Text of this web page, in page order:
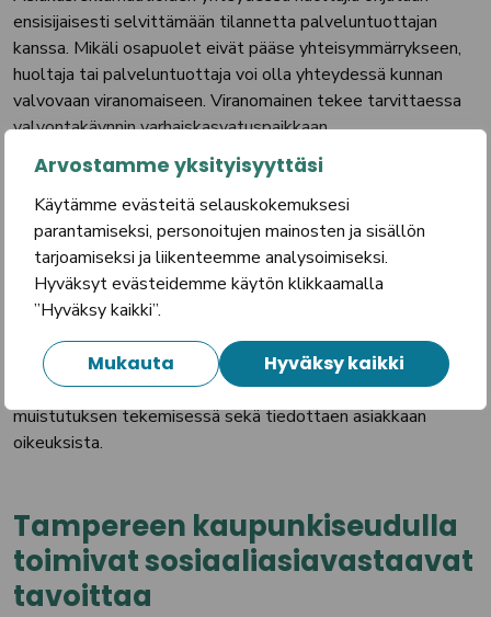
Arvostamme yksityisyyttäsi
Käytämme evästeitä selauskokemuksesi
parantamiseksi, personoitujen mainosten ja sisällön
tarjoamiseksi ja liikenteemme analysoimiseksi.
Hyväksyt evästeidemme käytön klikkaamalla
”Hyväksy kaikki”.
Mukauta Hyväksy kaikki
ensisijaisesti selvittämään tilannetta palveluntuottajan
kanssa. Mikäli osapuolet eivät pääse yhteisymmärrykseen,
huoltaja tai palveluntuottaja voi olla yhteydessä kunnan
valvovaan viranomaiseen. Viranomainen tekee tarvittaessa
valvontakäynnin varhaiskasvatuspaikkaan.
Asiakaspalautteet ja palautteiden perusteella tehdyt
muutokset toiminnassa kirjataan joko yksikön tai ryhmän
toimintasuunnitelmaan tai lapsen
varhaiskasvatussuunnitelmaan riippuen asiakokonaisuudesta.
Huoltaja voi olla yhteydessä myös sosiaaliasiavastaavaan.
Sosiaaliasiavastaava on puolueeton henkilö, joka toimii
asiakkaiden edun turvaajana neuvoen asiakkaita lain
soveltamiseen liittyvissä asioissa, avustaen asiakasta
muistutuksen tekemisessä sekä tiedottaen asiakkaan
oikeuksista.
Tampereen kaupunkiseudulla
toimivat sosiaaliasiavastaavat
tavoittaa